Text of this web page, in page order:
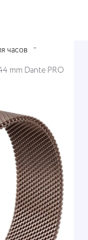
часов
mm Dante PRO